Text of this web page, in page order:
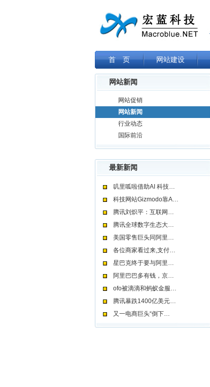
首 页 网站建设
网站新闻
网站促销
网站新闻
行业动态
国际前沿
最新新闻
叽里呱啦借助AI 科技…
科技网站Gizmodo靠A…
腾讯刘炽平：互联网…
腾讯全球数字生态大…
美国零售巨头同阿里…
各位商家看过来,支付…
星巴克终于要与阿里…
阿里巴巴多有钱，京…
ofo被滴滴和蚂蚁金服…
腾讯暴跌1400亿美元…
又一电商巨头“倒下…